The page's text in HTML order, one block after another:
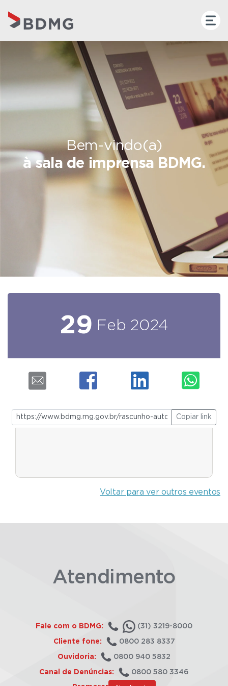
Bem-vindo(a)
à sala de imprensa BDMG.
29 Feb 2024
Copiar link
Voltar para ver outros eventos
Atendimento
Fale com o BDMG: (31) 3219-8000
Cliente fone: 0800 283 8337
Ouvidoria: 0800 940 5832
Canal de Denúncias: 0800 580 3346